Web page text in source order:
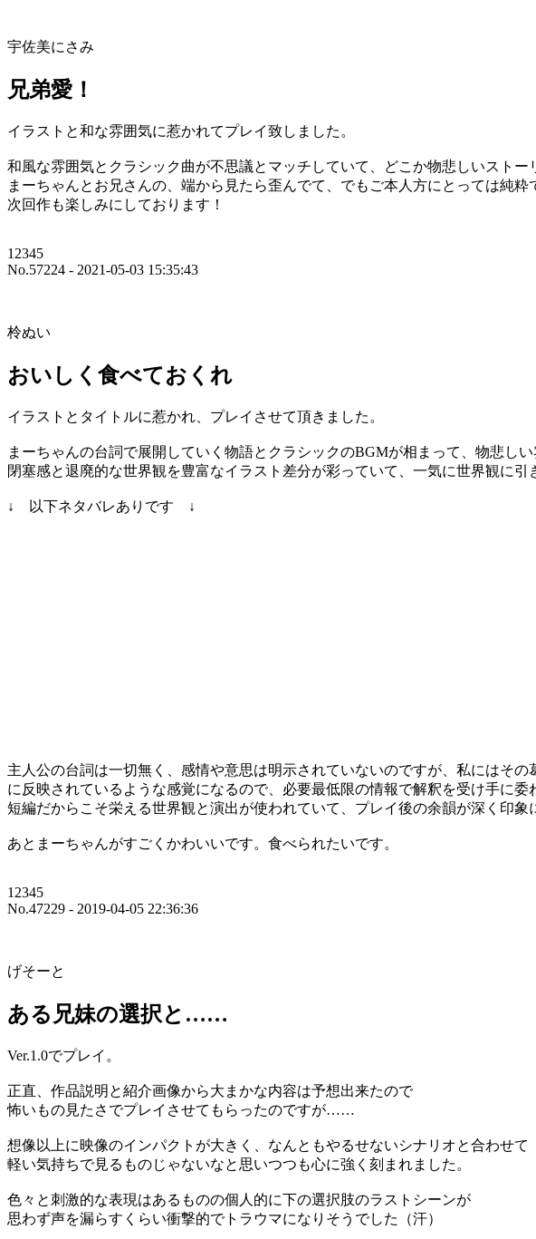
宇佐美にさみ
兄弟愛！
イラストと和な雰囲気に惹かれてプレイ致しました。
和風な雰囲気とクラシック曲が不思議とマッチしていて、どこか物悲しいストー
まーちゃんとお兄さんの、端から見たら歪んでて、でもご本人方にとっては純
次回作も楽しみにしております！
12345
No.57224 - 2021-05-03 15:35:43
柃ぬい
おいしく食べておくれ
イラストとタイトルに惹かれ、プレイさせて頂きました。
まーちゃんの台詞で展開していく物語とクラシックのBGMが相まって、物悲し
閉塞感と退廃的な世界観を豊富なイラスト差分が彩っていて、一気に世界観に引
↓ 以下ネタバレありです ↓
主人公の台詞は一切無く、感情や意思は明示されていないのですが、私にはそ
に反映されているような感覚になるので、必要最低限の情報で解釈を受け手に委
短編だからこそ栄える世界観と演出が使われていて、プレイ後の余韻が深く印象
あとまーちゃんがすごくかわいいです。食べられたいです。
12345
No.47229 - 2019-04-05 22:36:36
げそーと
ある兄妹の選択と……
Ver.1.0でプレイ。
正直、作品説明と紹介画像から大まかな内容は予想出来たので
怖いもの見たさでプレイさせてもらったのですが……
想像以上に映像のインパクトが大きく、なんともやるせないシナリオと合わせて
軽い気持ちで見るものじゃないなと思いつつも心に強く刻まれました。
色々と刺激的な表現はあるものの個人的に下の選択肢のラストシーンが
思わず声を漏らすくらい衝撃的でトラウマになりそうでした（汗）